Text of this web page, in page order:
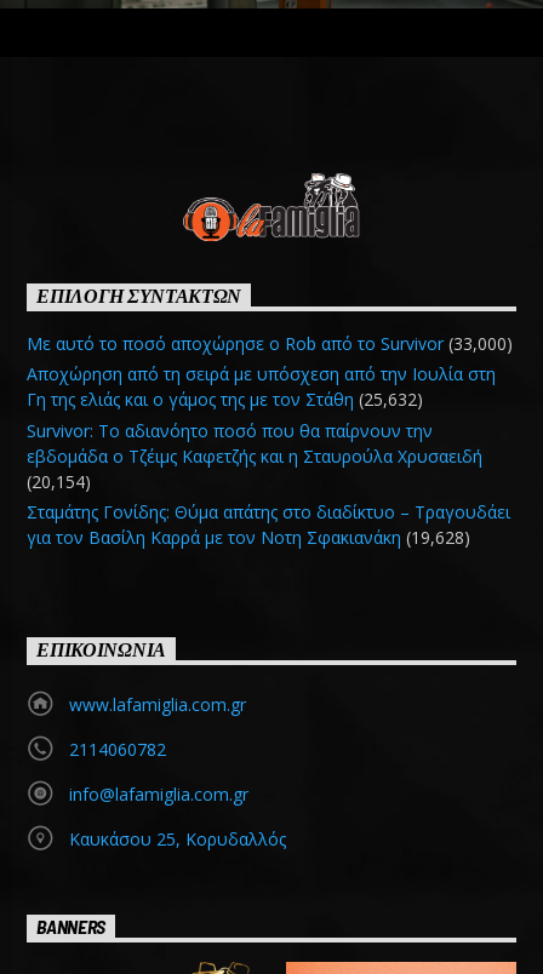
ΕΠΙΛΟΓΗ ΣΥΝΤΑΚΤΩΝ
Με αυτό το ποσό αποχώρησε ο Rob από το Survivor (33,000)
Αποχώρηση από τη σειρά με υπόσχεση από την Ιουλία στη
Γη της ελιάς και ο γάμος της με τον Στάθη (25,632)
Survivor: Το αδιανόητο ποσό που θα παίρνουν την
εβδομάδα ο Τζέιμς Καφετζής και η Σταυρούλα Χρυσαειδή
(20,154)
Σταμάτης Γονίδης: Θύμα απάτης στο διαδίκτυο – Τραγουδάει
για τον Βασίλη Καρρά με τον Νοτη Σφακιανάκη (19,628)
ΕΠΙΚΟΙΝΩΝΙΑ
www.lafamiglia.com.gr
2114060782
info@lafamiglia.com.gr
Καυκάσου 25, Κορυδαλλός
BANNERS